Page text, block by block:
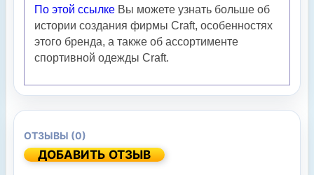
По этой ссылке Вы можете узнать больше об
истории создания фирмы Craft, особенностях
этого бренда, а также об ассортименте
спортивной одежды Craft.
ОТЗЫВЫ (0)
ДОБАВИТЬ ОТЗЫВ